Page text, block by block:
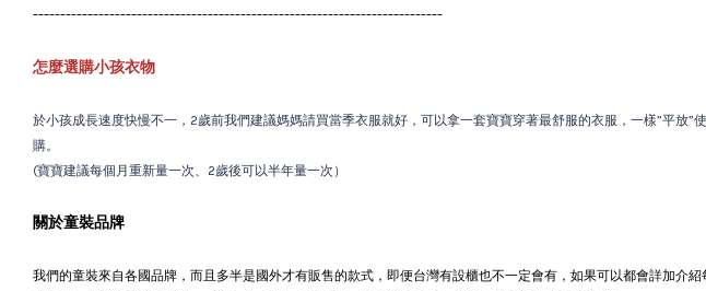
---------------------------------------------------------------------------
怎麼選購小孩衣物
於小孩成長速度快慢不一，2歲前我們建議媽媽請買當季衣服就好，可以拿一套寶寶穿著最舒服的衣服，一樣”平
購。
(寶寶建議每個月重新量一次、2歲後可以半年量一次）
關於童裝品牌
我們的童裝來自各國品牌，而且多半是國外才有販售的款式，即便台灣有設櫃也不一定會有，如果可以都會詳加